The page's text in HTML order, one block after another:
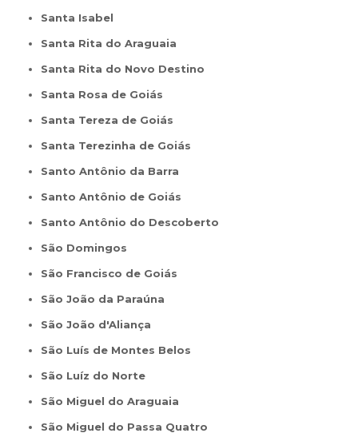
Santa Isabel
Santa Rita do Araguaia
Santa Rita do Novo Destino
Santa Rosa de Goiás
Santa Tereza de Goiás
Santa Terezinha de Goiás
Santo Antônio da Barra
Santo Antônio de Goiás
Santo Antônio do Descoberto
São Domingos
São Francisco de Goiás
São João da Paraúna
São João d'Aliança
São Luís de Montes Belos
São Luíz do Norte
São Miguel do Araguaia
São Miguel do Passa Quatro